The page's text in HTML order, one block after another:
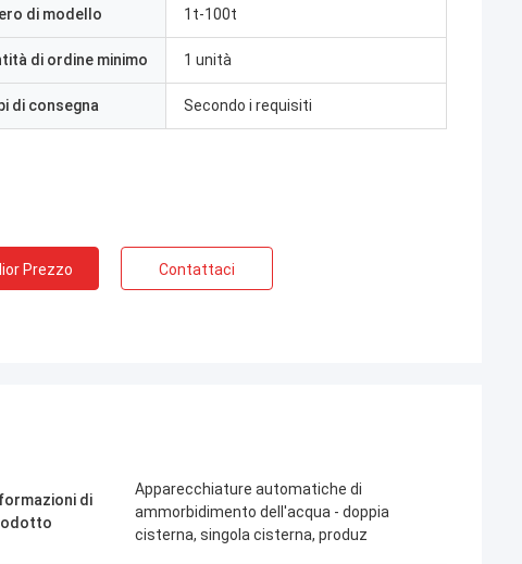
di modello 1t-100t
di ordine minimo 1 unità
di consegna Secondo i requisiti
Prezzo Contattaci
di
Apparecchiature automatiche di
ammorbidimento dell'acqua - doppia
cisterna, singola cisterna, produz